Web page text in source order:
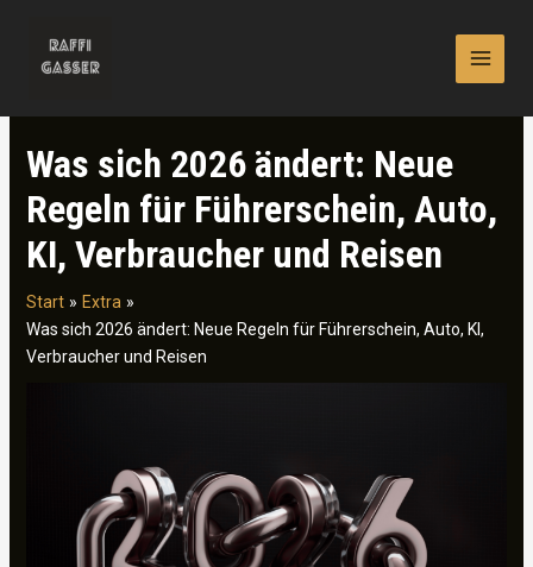
springen
Was sich 2026 ändert: Neue
Regeln für Führerschein, Auto,
KI, Verbraucher und Reisen
Start
Extra
Was sich 2026 ändert: Neue Regeln für Führerschein, Auto, KI,
Verbraucher und Reisen